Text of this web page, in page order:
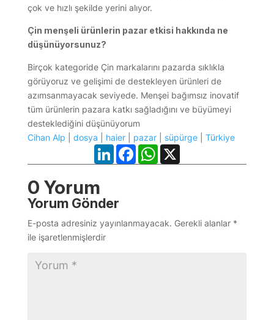
çok ve hızlı şekilde yerini alıyor.
Çin menşeli ürünlerin pazar etkisi hakkında ne
düşünüyorsunuz?
Birçok kategoride Çin markalarını pazarda sıklıkla
görüyoruz ve gelişimi de destekleyen ürünleri de
azımsanmayacak seviyede. Menşei bağımsız inovatif
tüm ürünlerin pazara katkı sağladığını ve büyümeyi
desteklediğini düşünüyorum
Cihan Alp
dosya haier| pazar| süpürge| Türkiye
LinkedInFacebookWhatsApp
X
0 Yorum
Yorum Gönder
E-posta adresiniz yayınlanmayacak. Gerekli alanlar *
ile işaretlenmişlerdir